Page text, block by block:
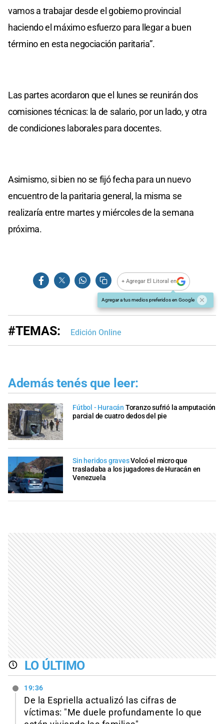
vamos a trabajar desde el gobierno provincial
haciendo el máximo esfuerzo para llegar a buen
término en esta negociación paritaria”.
Las partes acordaron que el lunes se reunirán dos
comisiones técnicas: la de salario, por un lado, y otra
de condiciones laborales para docentes.
Asimismo, si bien no se fijó fecha para un nuevo
encuentro de la paritaria general, la misma se
realizaría entre martes y miércoles de la semana
próxima.
+ Agregar El Litoral en
Agregar a tus medios preferidos en Google
#TEMAS: Edición Online
Además tenés que leer:
Fútbol - Huracán Toranzo sufrió la amputación
parcial de cuatro dedos del pie
Sin heridos gravesVolcó el micro que
trasladaba a los jugadores de Huracán en
Venezuela
LO ÚLTIMO
19:36
De la Espriella actualizó las cifras de
víctimas: "Me duele profundamente lo que